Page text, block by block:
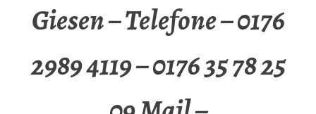
Giesen – Telefone – 0176
2989 4119 – 0176 35 78 25